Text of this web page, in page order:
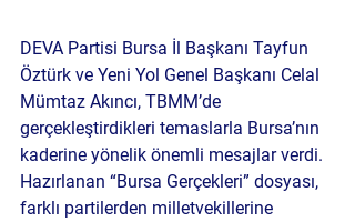
DEVA Partisi Bursa İl Başkanı Tayfun
Öztürk ve Yeni Yol Genel Başkanı Celal
Mümtaz Akıncı, TBMM’de
gerçekleştirdikleri temaslarla Bursa’nın
kaderine yönelik önemli mesajlar verdi.
Hazırlanan “Bursa Gerçekleri” dosyası,
farklı partilerden milletvekillerine